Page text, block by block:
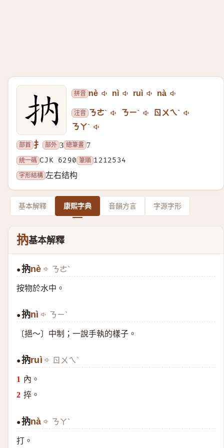
拼音 nè nì ruì nà
注音 ㄋㄜˋ ㄋㄧˋ
ㄖㄨㄟˋ
ㄋㄚˋ
部首 扌 部外 3 總筆畫 7
統一碼 CJK 6290 筆順 1212534
字形結構 左右结构
基本解釋 康熙字典 音韻方言 字源字形
抐基本解釋
●抐nè ㄋㄜˋ
按物於水中。
●抐nì ㄋㄧˋ
〔挹～〕中制；一說手執的樣子。
●抐ruì ㄖㄨㄟˋ
內。
捽。
●抐nà ㄋㄚˋ
打。